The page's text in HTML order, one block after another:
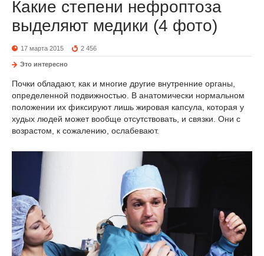
Какие степени нефроптоза
выделяют медики (4 фото)
17 марта 2015 2 456
Это интересно
Почки обладают, как и многие другие внутренние органы,
определенной подвижностью. В анатомически нормальном
положении их фиксируют лишь жировая капсула, которая у
худых людей может вообще отсутствовать, и связки. Они с
возрастом, к сожалению, ослабевают.